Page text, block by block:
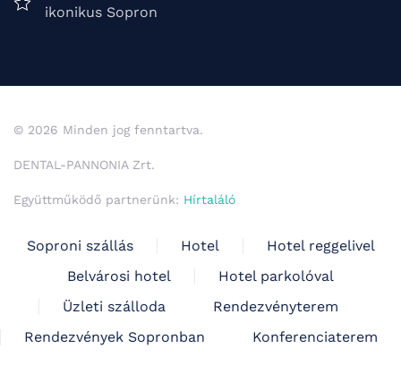
ikonikus Sopron
© 2026 Minden jog fenntartva.
DENTAL-PANNONIA Zrt.
Együttműködő partnerünk: Hírtaláló
Soproni szállás Hotel
Hotel reggelivel
Belvárosi hotel
Hotel parkolóval
Üzleti szálloda
Rendezvényterem
Rendezvények Sopronban
Konferenciaterem